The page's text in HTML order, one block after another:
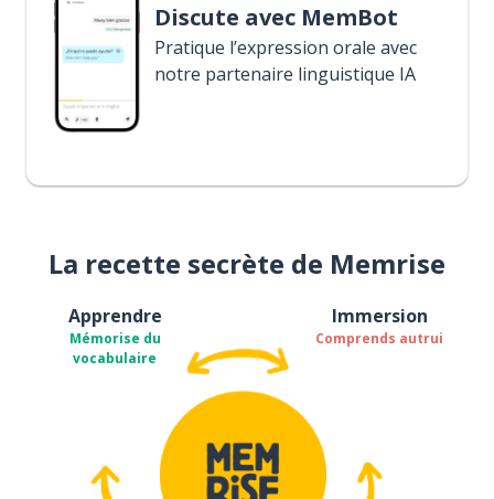
Discute avec MemBot
Pratique l’expression orale avec
notre partenaire linguistique IA
La recette secrète de Memrise
Apprendre
Mémorise du
vocabulaire
Immersion
Comprends autrui